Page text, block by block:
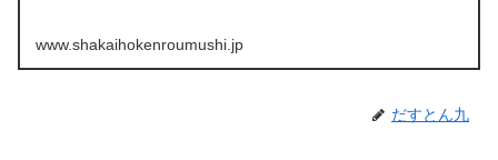
www.shakaihokenroumushi.jp
だすとん九